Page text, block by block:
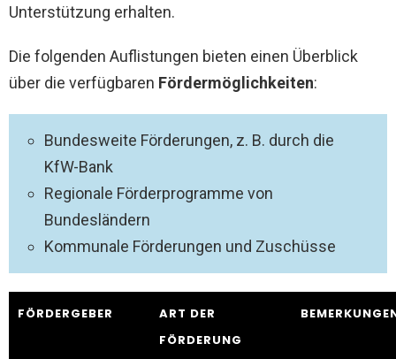
Unterstützung erhalten.
Die folgenden Auflistungen bieten einen Überblick
über die verfügbaren Fördermöglichkeiten:
Bundesweite Förderungen, z. B. durch die
KfW-Bank
Regionale Förderprogramme von
Bundesländern
Kommunale Förderungen und Zuschüsse
FÖRDERGEBER
ART DER
FÖRDERUNG